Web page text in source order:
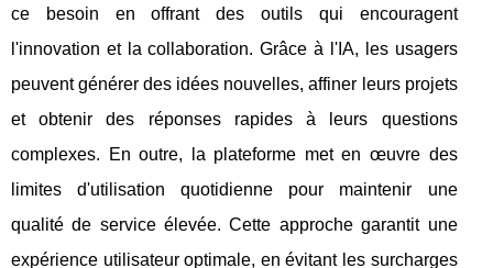
ce besoin en offrant des outils qui encouragent
l'innovation et la collaboration. Grâce à l'IA, les usagers
peuvent générer des idées nouvelles, affiner leurs projets
et obtenir des réponses rapides à leurs questions
complexes. En outre, la plateforme met en œuvre des
limites d'utilisation quotidienne pour maintenir une
qualité de service élevée. Cette approche garantit une
expérience utilisateur optimale, en évitant les surcharges